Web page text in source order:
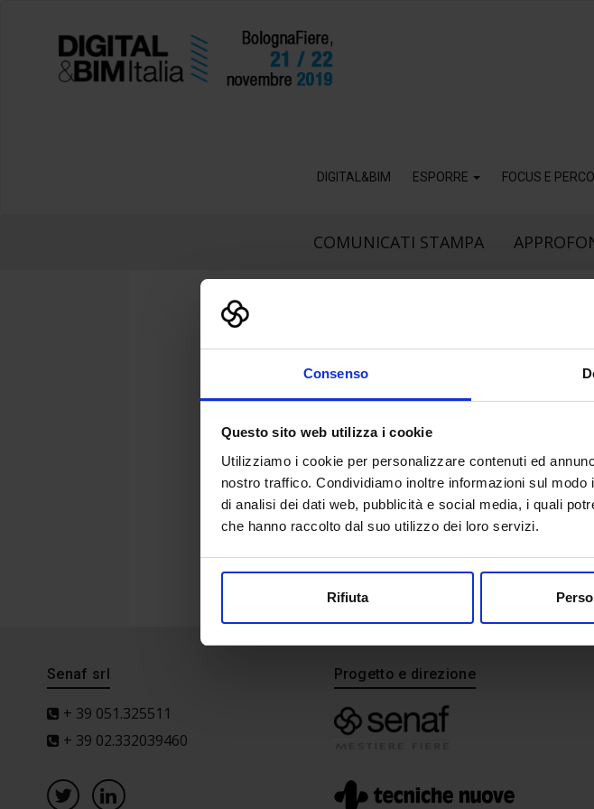
Consenso
Questo sito web utilizza i cookie
Utilizziamo i cookie per personalizzare contenuti ed
nostro traffico. Condividiamo inoltre informazioni sul
di analisi dei dati web, pubblicità e social media, i quali
che hanno raccolto dal suo utilizzo dei loro servizi.
Rifiuta
DIGITAL&BIM ESPORRE FOCUS E
COMUNICATI STAMPA
Senaf srl
+ 39 051.325511
+ 39 02.332039460
Progetto e direzione